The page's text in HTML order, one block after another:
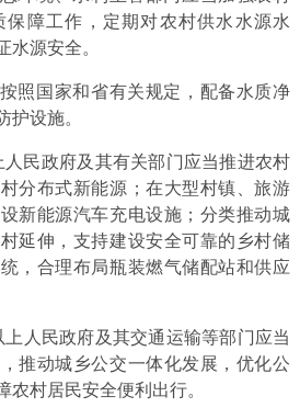
障工作，定期对农村供水水源水
水源安全。
照国家和省有关规定，配备水质净
护设施。
人民政府及其有关部门应当推进农村
分布式新能源；在大型村镇、旅游
新能源汽车充电设施；分类推动城
延伸，支持建设安全可靠的乡村储
，合理布局瓶装燃气储配站和供应
上人民政府及其交通运输等部门应当
推动城乡公交一体化发展，优化公
农村居民安全便利出行。